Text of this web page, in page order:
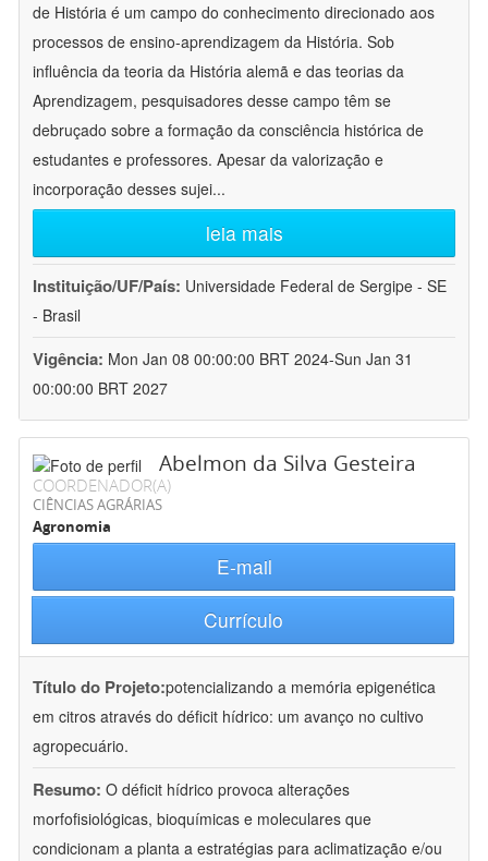
de História é um campo do conhecimento direcionado aos
processos de ensino-aprendizagem da História. Sob
influência da teoria da História alemã e das teorias da
Aprendizagem, pesquisadores desse campo têm se
debruçado sobre a formação da consciência histórica de
estudantes e professores. Apesar da valorização e
incorporação desses sujei...
leia mais
Instituição/UF/País: Universidade Federal de Sergipe - SE
- Brasil
Vigência: Mon Jan 08 00:00:00 BRT 2024-Sun Jan 31
00:00:00 BRT 2027
Abelmon da Silva Gesteira
COORDENADOR(A)
CIÊNCIAS AGRÁRIAS
Agronomia
E-mail
Currículo
Título do Projeto:potencializando a memória epigenética
em citros através do déficit hídrico: um avanço no cultivo
agropecuário.
Resumo: O déficit hídrico provoca alterações
morfofisiológicas, bioquímicas e moleculares que
condicionam a planta a estratégias para aclimatização e/ou